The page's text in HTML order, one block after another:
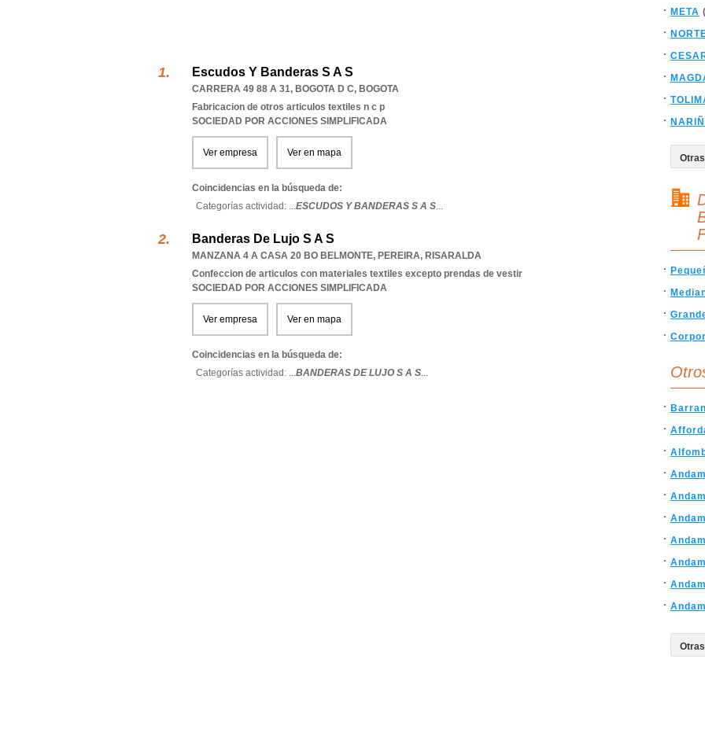
Escudos Y Banderas S A S
CARRERA 49 88 A 31, BOGOTA D C, BOGOTA
Fabricacion de otros articulos textiles n c p
SOCIEDAD POR ACCIONES SIMPLIFICADA
Ver empresa Ver en mapa
Coincidencias en la búsqueda de:
Categorías actividad: ...ESCUDOS Y BANDERAS S A S...
Banderas De Lujo S A S
MANZANA 4 A CASA 20 BO BELMONTE, PEREIRA, RISARALDA
Confeccion de articulos con materiales textiles excepto prendas de vestir
SOCIEDAD POR ACCIONES SIMPLIFICADA
Ver empresa Ver en mapa
Coincidencias en la búsqueda de:
Categorías actividad: ...BANDERAS DE LUJO S A S...
META